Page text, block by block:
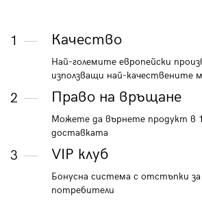
1 Качество
Най-големите европейски
използващи най-качествените
2 Право на връщане
Можете да върнете продукт в
доставката
3 VIP клуб
Бонусна система с отстъпки
потребители